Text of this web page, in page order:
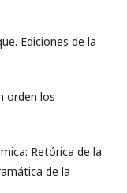
Ediciones de la
orden los
Retórica de la
de la